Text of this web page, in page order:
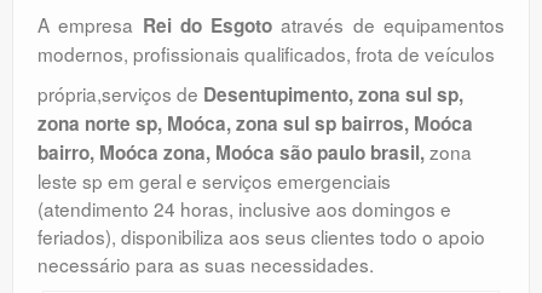
A empresa Rei do Esgoto através de equipamentos
modernos, profissionais qualificados, frota de veículos
própria,serviços de Desentupimento, zona sul sp,
zona norte sp, Moóca, zona sul sp bairros, Moóca
bairro, Moóca zona, Moóca são paulo brasil,zona
leste sp em geral e serviços emergenciais
(atendimento 24 horas, inclusive aos domingos e
feriados), disponibiliza aos seus clientes todo o apoio
necessário para as suas necessidades.